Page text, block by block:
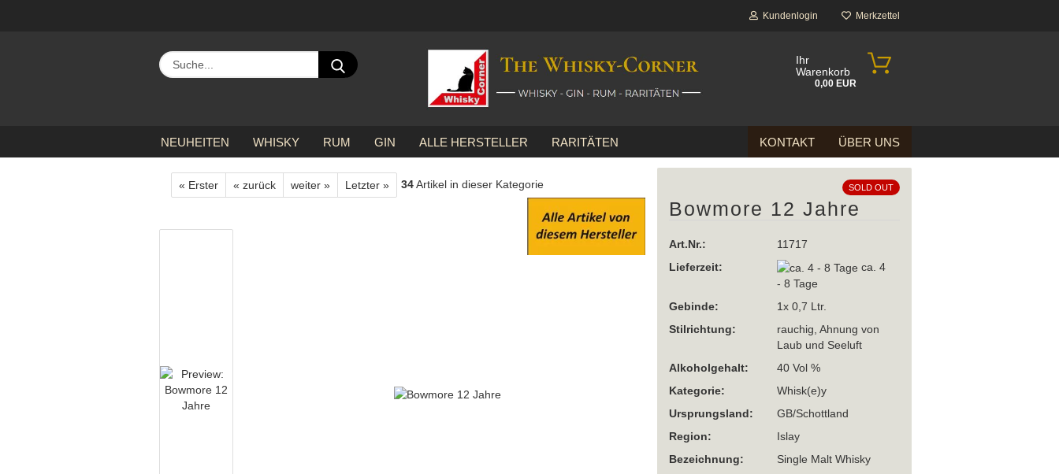
Kundenlogin
Passwort
Konto erstellen
Passwort vergessen?
Merkzettel
Suche...
Ihr
Warenkorb
0,00 EUR
NEUHEITEN WHISKY RUM GIN ALLE HERSTELLER RARITÄTEN KONTAKT ÜBER UNS
« Erster « zurück weiter » Letzter » 34Artikel in dieser Kategorie SOLD OUT
Bowmore 12 Jahre
Art.Nr.:
11717
Lieferzeit:
ca. 4
- 8 Tage
Gebinde:
1x 0,7 Ltr.
Stilrichtung:
rauchig, Ahnung von
Laub und Seeluft
Alkoholgehalt:
40 Vol %
Kategorie:
Whisk(e)y
Ursprungsland:
GB/Schottland
Region:
Islay
Bezeichnung:
Single Malt Whisky